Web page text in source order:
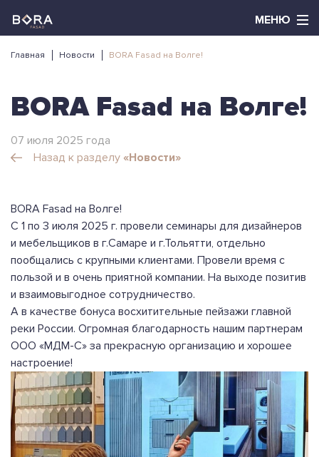
Главная Новости BORA Fasad на Волге!
BORA Fasad на Волге!
07 июля 2025 года
Назад к разделу «Новости»
BORA Fasad на Волге!
С 1 по 3 июля 2025 г. провели семинары для дизайнеров
и мебельщиков в г.Самаре и г.Тольятти, отдельно
пообщались с крупными клиентами. Провели время с
пользой и в очень приятной компании. На выходе позитив
и взаимовыгодное сотрудничество.
А в качестве бонуса восхитительные пейзажи главной
реки России. Огромная благодарность нашим партнерам
ООО «МДМ-С» за прекрасную организацию и хорошее
настроение!